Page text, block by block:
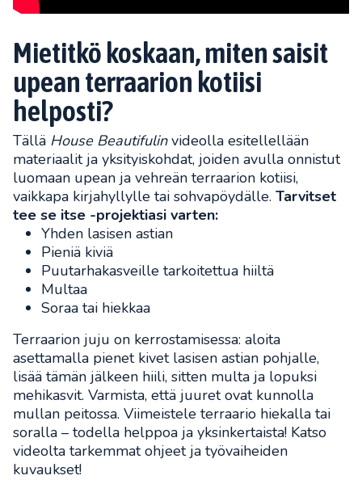
Mietitkö koskaan, miten saisit
upean terraarion kotiisi
helposti?
Tällä House Beautifulinvideolla esitellellään
materiaalit ja yksityiskohdat, joiden avulla onnistut
luomaan upean ja vehreän terraarion kotiisi,
vaikkapa kirjahyllylle tai sohvapöydälle. Tarvitset
tee se itse -projektiasi varten:
Yhden lasisen astian
Pieniä kiviä
Puutarhakasveille tarkoitettua hiiltä
Multaa
Soraa tai hiekkaa
Terraarion juju on kerrostamisessa: aloita
asettamalla pienet kivet lasisen astian pohjalle,
lisää tämän jälkeen hiili, sitten multa ja lopuksi
mehikasvit. Varmista, että juuret ovat kunnolla
mullan peitossa. Viimeistele terraario hiekalla tai
soralla – todella helppoa ja yksinkertaista! Katso
videolta tarkemmat ohjeet ja työvaiheiden
kuvaukset!